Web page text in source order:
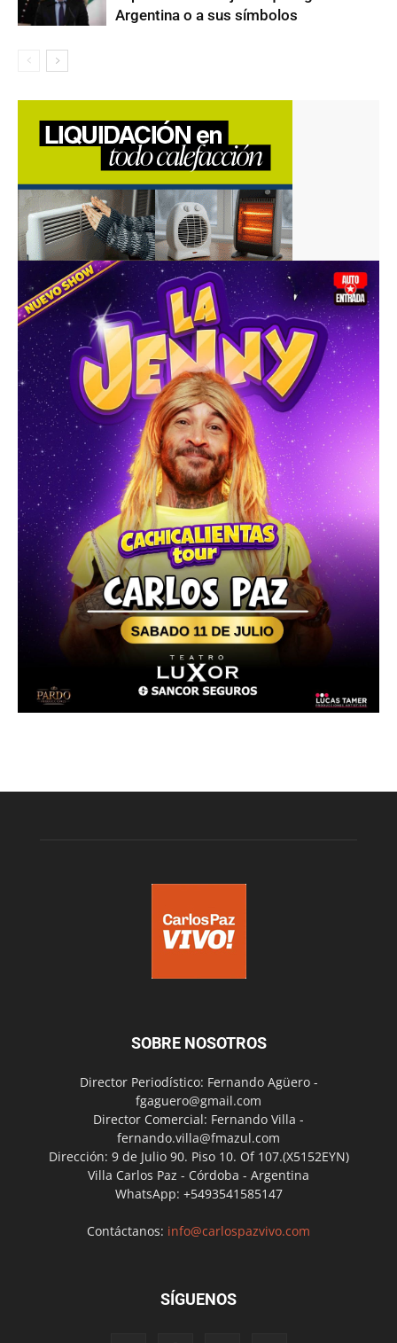
Argentina o a sus símbolos
SOBRE NOSOTROS
Director Periodístico: Fernando Agüero -
fgaguero@gmail.com
Director Comercial: Fernando Villa -
fernando.villa@fmazul.com
Dirección: 9 de Julio 90. Piso 10. Of 107.(X5152EYN)
Villa Carlos Paz - Córdoba - Argentina
WhatsApp: +5493541585147
Contáctanos: info@carlospazvivo.com
SÍGUENOS